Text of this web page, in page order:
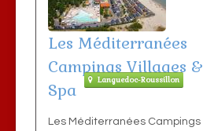
Les Méditerranées
Campings Villages &
Spa
Languedoc-Roussillon
Les Méditerranées Campings